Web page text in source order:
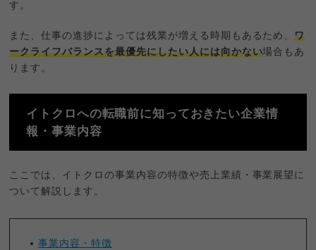
す。
また、仕事の進捗によっては残業が増える時期もあるため、ワ
ークライフバランスを最優先にしたい人には向かない場合もあ
ります。
イトクロへの転職前に知っておきたい企業情
報・事業内容
ここでは、イトクロの事業内容の特徴や売上業績・事業展望に
ついて解説します。
事業内容・特徴